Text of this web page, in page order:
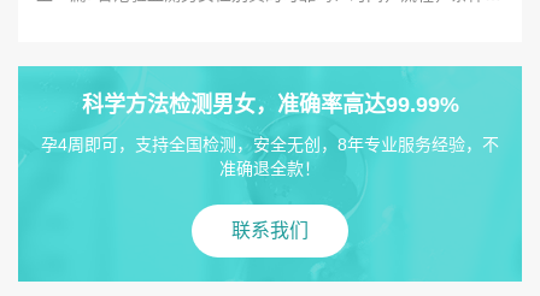
科学方法检测男女，准确率高达99.99%
孕4周即可，支持全国检测，安全无创，8年专业服务经验，不
准确退全款！
联系我们